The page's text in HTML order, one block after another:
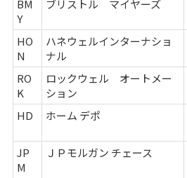
BM
Y
ブリストル マイヤーズ
HO
N
ハネウェルインターナショ
ナル
RO
K
ロックウェル オートメー
ション
HD ホーム デポ
JP
M
ＪＰモルガン チェース